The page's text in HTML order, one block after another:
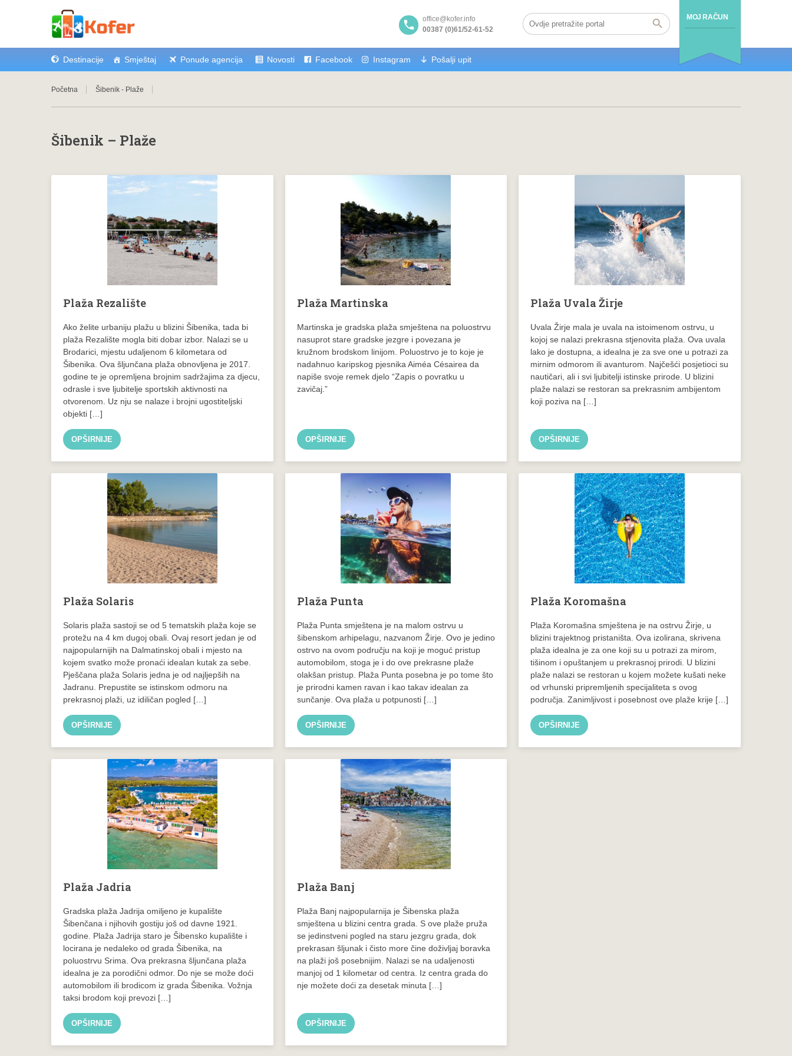
MOJ RAČUN
office@kofer.info
00387 (0)61/52-61-52
Destinacije Smještaj Ponude agencija Novosti Facebook Instagram Pošalji upit
Početna Šibenik - Plaže
Šibenik – Plaže
Plaža Rezalište
Ako želite urbaniju plažu u blizini Šibenika, tada bi
plaža Rezalište mogla biti dobar izbor. Nalazi se u
Brodarici, mjestu udaljenom 6 kilometara od
Šibenika. Ova šljunčana plaža obnovljena je 2017.
godine te je opremljena brojnim sadržajima za djecu,
odrasle i sve ljubitelje sportskih aktivnosti na
otvorenom. Uz nju se nalaze i brojni ugostiteljski
objekti […]
OPŠIRNIJE
Plaža Martinska
Martinska je gradska plaža smještena na poluostrvu
nasuprot stare gradske jezgre i povezana je
kružnom brodskom linijom. Poluostrvo je to koje je
nadahnuo karipskog pjesnika Aiméa Césairea da
napiše svoje remek djelo “Zapis o povratku u
zavičaj.”
OPŠIRNIJE
Plaža Uvala Žirje
Uvala Žirje mala je uvala na istoimenom ostrvu, u
kojoj se nalazi prekrasna stjenovita plaža. Ova uvala
lako je dostupna, a idealna je za sve one u potrazi za
mirnim odmorom ili avanturom. Najčešći posjetioci su
nautičari, ali i svi ljubitelji istinske prirode. U blizini
plaže nalazi se restoran sa prekrasnim ambijentom
koji poziva na […]
OPŠIRNIJE
Plaža Solaris
Solaris plaža sastoji se od 5 tematskih plaža koje se
protežu na 4 km dugoj obali. Ovaj resort jedan je od
najpopularnijih na Dalmatinskoj obali i mjesto na
kojem svatko može pronaći idealan kutak za sebe.
Pješčana plaža Solaris jedna je od najljepših na
Jadranu. Prepustite se istinskom odmoru na
prekrasnoj plaži, uz idiličan pogled […]
OPŠIRNIJE
Plaža Punta
Plaža Punta smještena je na malom ostrvu u
šibenskom arhipelagu, nazvanom Žirje. Ovo je jedino
ostrvo na ovom području na koji je moguć pristup
automobilom, stoga je i do ove prekrasne plaže
olakšan pristup. Plaža Punta posebna je po tome što
je prirodni kamen ravan i kao takav idealan za
sunčanje. Ova plaža u potpunosti […]
OPŠIRNIJE
Plaža Koromašna
Plaža Koromašna smještena je na ostrvu Žirje, u
blizini trajektnog pristaništa. Ova izolirana, skrivena
plaža idealna je za one koji su u potrazi za mirom,
tišinom i opuštanjem u prekrasnoj prirodi. U blizini
plaže nalazi se restoran u kojem možete kušati neke
od vrhunski pripremljenih specijaliteta s ovog
područja. Zanimljivost i posebnost ove plaže krije […]
OPŠIRNIJE
Plaža Jadria
Gradska plaža Jadrija omiljeno je kupalište
Šibenčana i njihovih gostiju još od davne 1921.
godine. Plaža Jadrija staro je Šibensko kupalište i
locirana je nedaleko od grada Šibenika, na
poluostrvu Srima. Ova prekrasna šljunčana plaža
idealna je za porodični odmor. Do nje se može doći
automobilom ili brodicom iz grada Šibenika. Vožnja
taksi brodom koji prevozi […]
OPŠIRNIJE
Plaža Banj
Plaža Banj najpopularnija je Šibenska plaža
smještena u blizini centra grada. S ove plaže pruža
se jedinstveni pogled na staru jezgru grada, dok
prekrasan šljunak i čisto more čine doživljaj boravka
na plaži još posebnijim. Nalazi se na udaljenosti
manjoj od 1 kilometar od centra. Iz centra grada do
nje možete doći za desetak minuta […]
OPŠIRNIJE